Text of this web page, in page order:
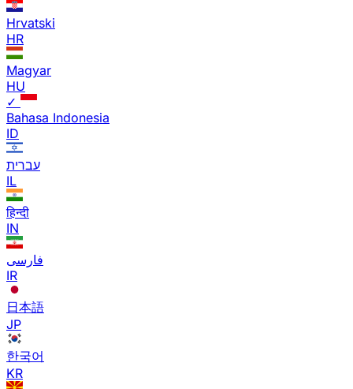
Hrvatski
HR
Magyar
HU
✓
Bahasa Indonesia
ID
עברית
IL
हिन्दी
IN
فارسی
IR
日本語
JP
한국어
KR